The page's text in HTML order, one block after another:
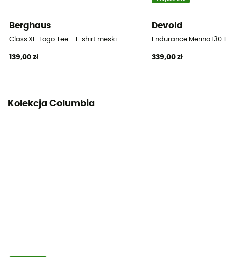
Berghaus
Class XL-Logo Tee - T-shirt meski
139,00 zł
Devold
Endurance Merino
339,00 zł
Kolekcja Columbia